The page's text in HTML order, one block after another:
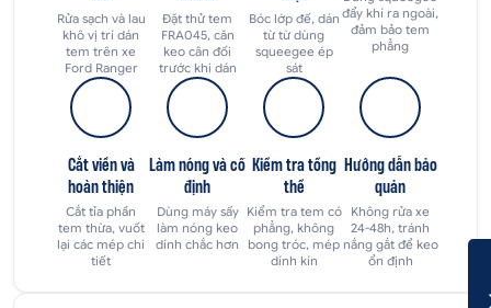
Rửa sạch và lau
khô vị trí dán
tem trên xe
Ford Ranger
Đặt thử tem
FRA045, căn
keo cân đối
trước khi dán
Bóc lớp đế, dán
từ từ dùng
squeegee ép
sát
đẩy khí ra ngoài,
đảm bảo tem
phẳng
Cắt viền và
hoàn thiện
Cắt tỉa phần
tem thừa, vuốt
lại các mép chi
tiết
Làm nóng và cố
định
Dùng máy sấy
làm nóng keo
dính chắc hơn
Kiểm tra tổng
thể
Kiểm tra tem có
phẳng, không
bong tróc, mép
dính kín
Hướng dẫn bảo
quản
Không rửa xe
24-48h, tránh
nắng gắt để keo
ổn định